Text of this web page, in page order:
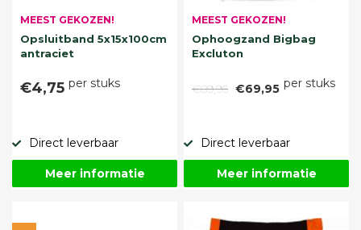
MEEST GEKOZEN!
Opsluitband 5x15x100cm
antraciet
€4,75 per stuks
Direct leverbaar
Meer informatie
MEEST GEKOZEN!
Ophoogzand Bigbag
Excluton
€89,95 €69,95 per stuks
Direct leverbaar
Meer informatie